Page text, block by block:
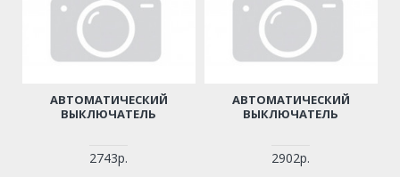
АВТОМАТИЧЕСКИЙ
ВЫКЛЮЧАТЕЛЬ
2743р.
АВТОМАТИЧЕСКИЙ
ВЫКЛЮЧАТЕЛЬ
2902р.